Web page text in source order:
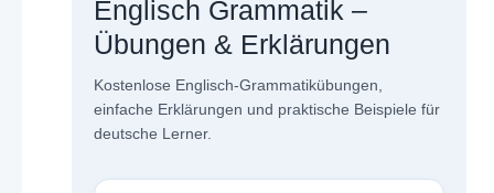
Englisch Grammatik –
Übungen & Erklärungen
Kostenlose Englisch-Grammatikübungen,
einfache Erklärungen und praktische Beispiele für
deutsche Lerner.